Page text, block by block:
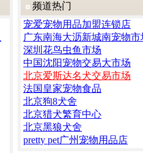
频道热门
宠爱宠物用品加盟连锁店
广东南海大沥新城南宠物市
深圳花鸟虫鱼市场
中国沈阳宠物交易大市场
北京爱斯达名犬交易市场
法国皇家宠物食品
北京狗8犬舍
北京猎犬繁育中心
北京黑狼犬舍
pretty pet广州宠物用品店